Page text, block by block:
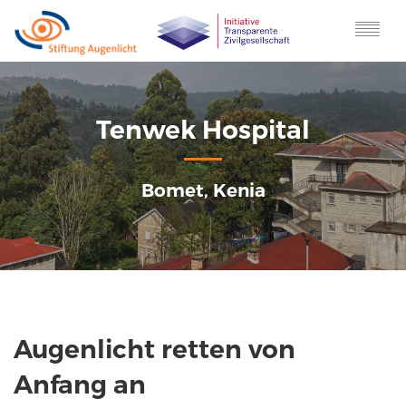
JETZT SPENDEN
HOME
AKTUELLES
PROJEKTE
STORIES
DAS STIFTUNGS-TEAM
SPONSOREN
FÖRDERANTRÄGE
Tenwek Hospital
Bomet, Kenia
Augenlicht retten von
Anfang an